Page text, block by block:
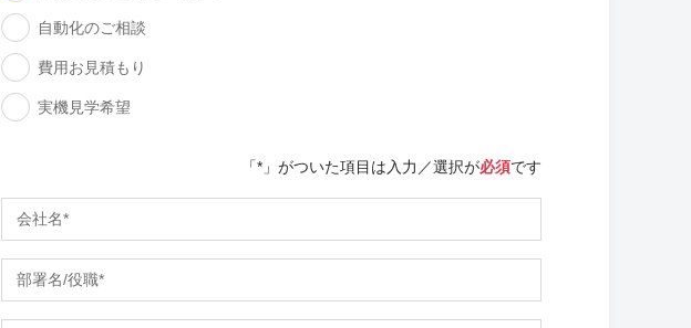
自動化のご相談
費用お見積もり
実機見学希望
「*」がついた項目は入力／選択が必須です